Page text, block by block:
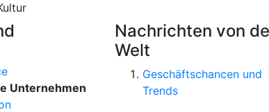
Unternehmen
Nachrichten von
Welt
Geschäftschancen und
Trends